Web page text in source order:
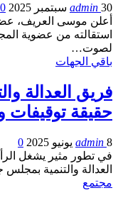
admin 30 سبتمبر 2025
0
أعلن موسى العريف،
استقالته من عضوية
لصوت…
باقي الجهات
فريق العدالة
حقيقة توقيفات
admin 8 يونيو 2025
0
في تطور مثير يشغل
العدالة والتنمية
مجتمع